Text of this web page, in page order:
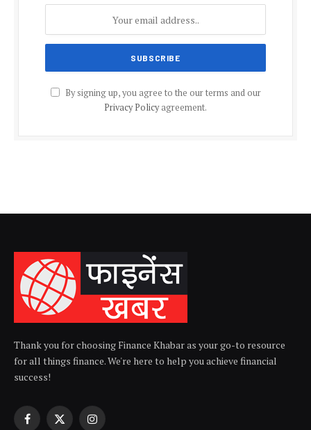
By signing up, you agree to the our terms and our
Privacy Policyagreement.
Thank you for choosing Finance Khabar as your go-to resource
for all things finance. We're here to help you achieve financial
success!
Facebook
X Instagram